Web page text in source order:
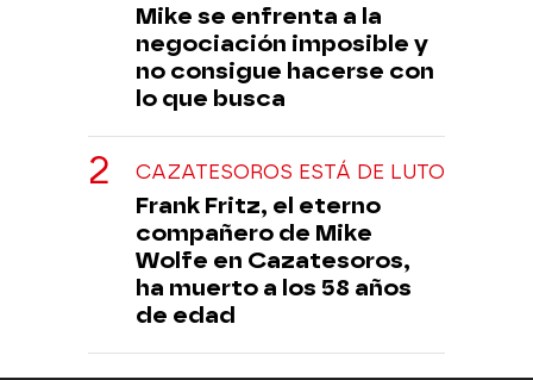
Mike se enfrenta a la
negociación imposible y
no consigue hacerse con
lo que busca
CAZATESOROS ESTÁ DE LUTO
Frank Fritz, el eterno
compañero de Mike
Wolfe en Cazatesoros,
ha muerto a los 58 años
de edad